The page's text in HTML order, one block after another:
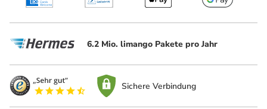
6.2 Mio. limango Pakete pro Jahr
Sichere Verbindung